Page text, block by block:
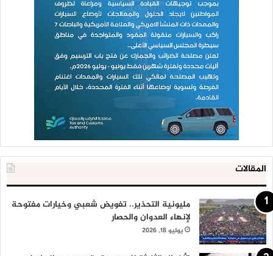
المقالات
مليونية التحذير.. تفويض شعبي وخيارات مفتوحة
لإنهاء العدوان والحصار
يوليو 18, 2026